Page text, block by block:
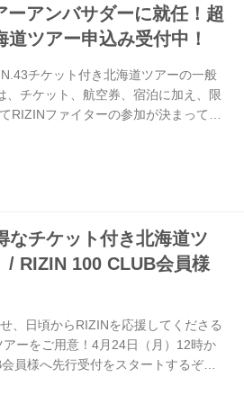
ーアンバサダーに就任！超
ツアー申込み受付中！
チケット付き北海道ツアーの一般
チケット、航空券、宿泊に加え、限
RIZINファイターの参加が決まってい
る！気になる方はお早めに予約しよ
ダーに就任！ 4月に開催された
なチケット付き北海道ツ
/ RIZIN 100 CLUB会員様
、日頃からRIZINを応援してくださる
ーをご用意！4月24日（月）12時か
員様へ先行受付をスタートするぞ！